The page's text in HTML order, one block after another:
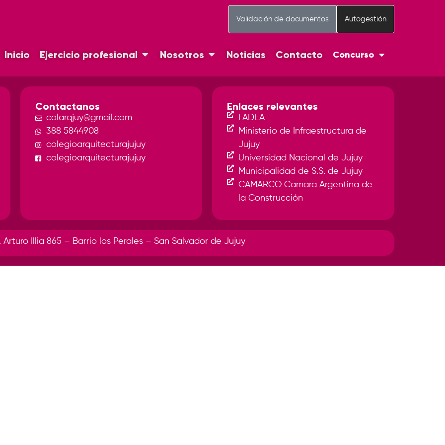
Autogestión
Validación de documentos
Inicio Ejercicio profesional Nosotros Noticias Contacto Concurso
Contactanos
colarqjuy@gmail.com
388 5844908
colegioarquitecturajujuy
colegioarquitecturajujuy
Enlaces relevantes
FADEA
Ministerio de Infraestructura de
Jujuy
Universidad Nacional de Jujuy
Municipalidad de S.S. de Jujuy
CAMARCO Camara Argentina de
la Construcción
Arturo Illia 865 – Barrio los Perales – San Salvador de Jujuy